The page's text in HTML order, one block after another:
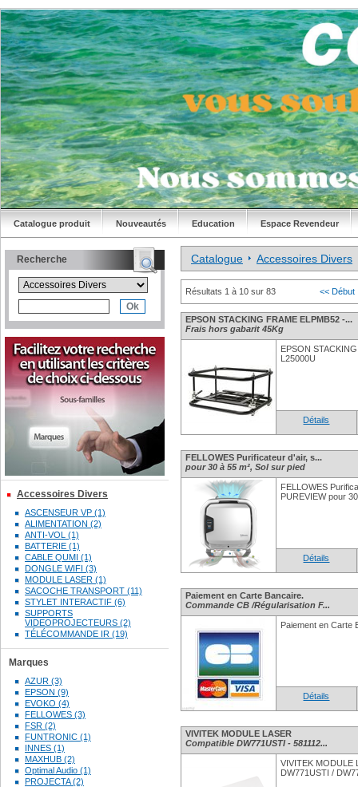
Catalogue produit Nouveautés Education Espace Revendeur
Recherche
Accessoires Divers
ASCENSEUR VP (1)
ALIMENTATION (2)
ANTI-VOL (1)
BATTERIE (1)
CABLE QUMI (1)
DONGLE WIFI (3)
MODULE LASER (1)
SACOCHE TRANSPORT (11)
STYLET INTERACTIF (6)
SUPPORTS
VIDEOPROJECTEURS (2)
TÉLÉCOMMANDE IR (19)
Marques
AZUR (3)
EPSON (9)
EVOKO (4)
FELLOWES (3)
FSR (2)
FUNTRONIC (1)
INNES (1)
MAXHUB (2)
Optimal Audio (1)
PROJECTA (2)
Catalogue Accessoires Divers
Résultats 1 à 10 sur 83 << Début
EPSON STACKING FRAME ELPMB52 -...
Frais hors gabarit 45Kg
EPSON
L25000U
Détails
FELLOWES Purificateur d'air, s...
pour 30 à 55 m², Sol sur pied
FELLOWES
PUREVIEW pour
Détails
Paiement en Carte Bancaire.
Commande CB /Régularisation F...
Paiement en Carte
Détails
VIVITEK MODULE LASER
Compatible DW771USTI - 581112...
VIVITEK MODULE
DW771USTI /